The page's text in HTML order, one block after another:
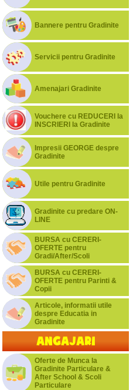
Bannere pentru Gradinite
Servicii pentru Gradinite
Amenajari Gradinite
Vouchere cu REDUCERI la
INSCRIERI la Gradinite
Impresii GEORGE despre
Gradinite
Utile pentru Gradinite
Gradinite cu predare ON-
LINE
BURSA cu CERERI-
OFERTE pentru
Gradi/After/Scoli
BURSA cu CERERI-
OFERTE pentru Parinti &
Copii
Articole, informatii utile
despre Educatia in
Gradinite
Angajari
Oferte de Munca la
Gradinite Particulare &
After School & Scoli
Particulare